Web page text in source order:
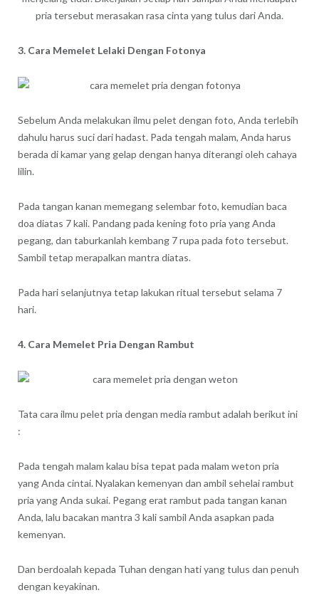
pria tersebut merasakan rasa cinta yang tulus dari Anda.
3. Cara Memelet Lelaki Dengan Fotonya
Sebelum Anda melakukan ilmu pelet dengan foto, Anda terlebih
dahulu harus suci dari hadast. Pada tengah malam, Anda harus
berada di kamar yang gelap dengan hanya diterangi oleh cahaya
lilin.
Pada tangan kanan memegang selembar foto, kemudian baca
doa diatas 7 kali. Pandang pada kening foto pria yang Anda
pegang, dan taburkanlah kembang 7 rupa pada foto tersebut.
Sambil tetap merapalkan mantra diatas.
Pada hari selanjutnya tetap lakukan ritual tersebut selama 7
hari.
4. Cara Memelet Pria Dengan Rambut
Tata cara ilmu pelet pria dengan media rambut adalah berikut ini
:
Pada tengah malam kalau bisa tepat pada malam weton pria
yang Anda cintai. Nyalakan kemenyan dan ambil sehelai rambut
pria yang Anda sukai. Pegang erat rambut pada tangan kanan
Anda, lalu bacakan mantra 3 kali sambil Anda asapkan pada
kemenyan.
Dan berdoalah kepada Tuhan dengan hati yang tulus dan penuh
dengan keyakinan.